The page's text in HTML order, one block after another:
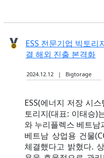
ESS 전문기업 빅토리
결 해외 진출 본격화
2024.12.12 | Bigtorage
ESS(에너지 저장 시
토리지(대표: 이태승)
와 누리플렉스 베트
베트남 상업용 건물
체결했다고 밝혔다.